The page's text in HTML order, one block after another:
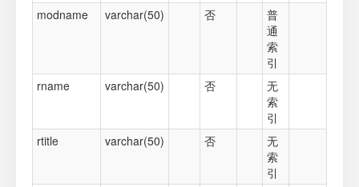
modname
varchar(50) 否
普
通
索
引
rname
varchar(50) 否
无
索
引
rtitle
varchar(50) 否
无
索
引